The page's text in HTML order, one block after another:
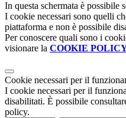
In questa schermata è possibile
I cookie necessari sono quelli
piattaforma e non è possibile
Per conoscere quali sono i
visionare la COOKIE
Cookie necessari per il
I cookie necessari per il
disabilitati. È possibile
policy.